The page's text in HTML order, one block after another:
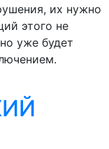
их нужно
этого не
уже будет